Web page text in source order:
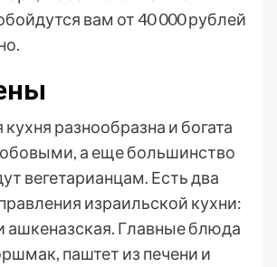
вам от 40 000 рублей
разнообразна и богата
а еще большинство
вегетарианцам. Есть два
израильской кухни:
ашкеназская. Главные блюда
паштет из печени и